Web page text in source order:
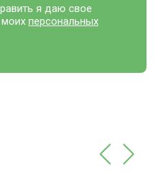
я даю свое
моихперсональных